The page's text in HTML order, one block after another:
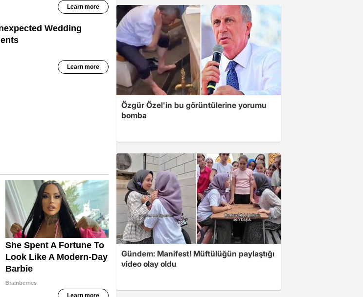
Özgür Özel'in bu görüntülerine yorumu
bomba
Gündem: Manifest! Müftülüğün paylaştığı
video olay oldu